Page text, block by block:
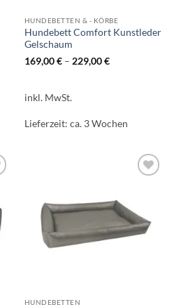
HUNDEBETTEN & - KÖRBE
Hundebett Comfort Kunstleder
Gelschaum
169,00€– 229,00€
inkl. MwSt.
Lieferzeit: ca. 3 Wochen
HUNDEBETTEN